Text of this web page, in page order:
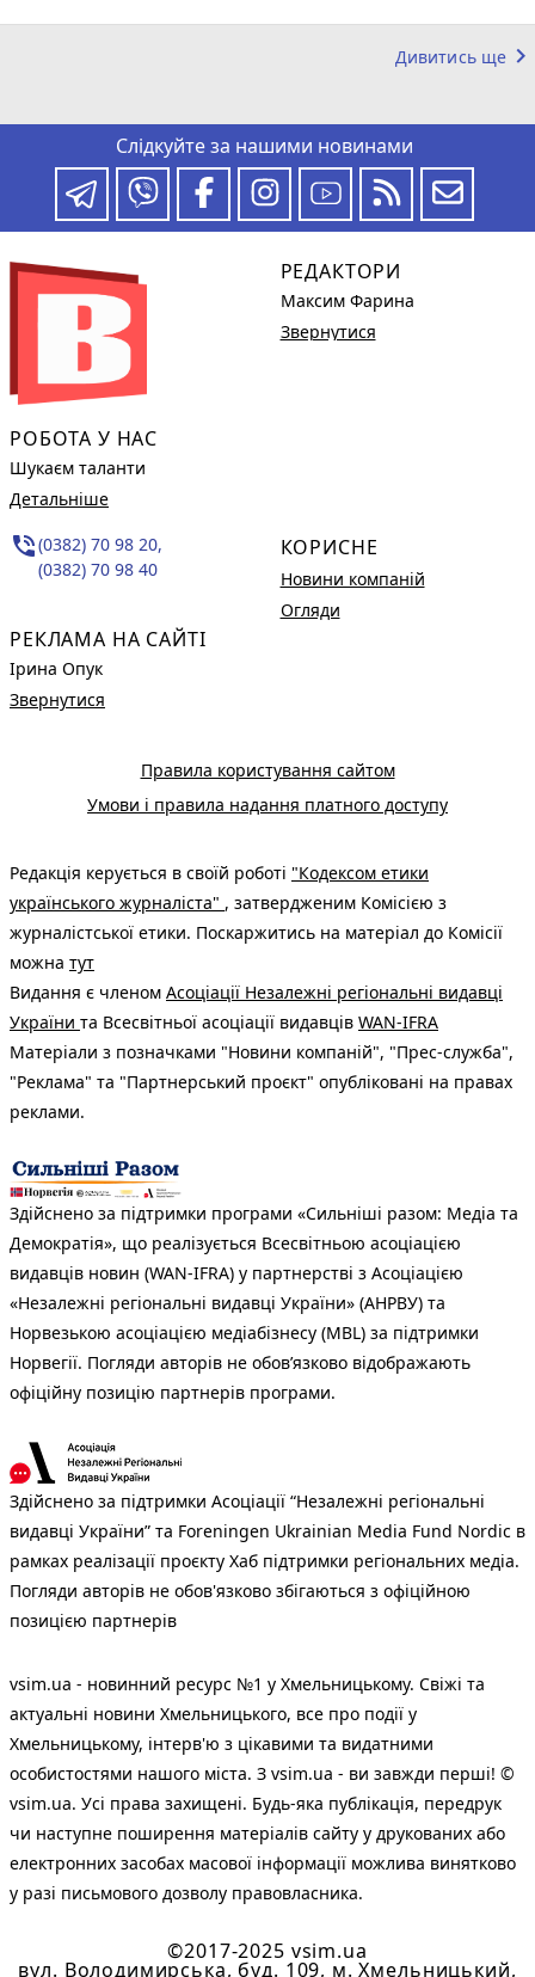
Дивитись ще keyboard_arrow_right
Слідкуйте за нашими новинами
РОБОТА У НАС
Шукаєм таланти
Детальніше
phone_in_talk(0382) 70 98 20,
(0382) 70 98 40
РЕКЛАМА НА САЙТІ
Ірина Опук
Звернутися
РЕДАКТОРИ
Максим Фарина
Звернутися
КОРИСНЕ
Новини компаній
Огляди
Правила користування сайтом
Умови і правила надання платного доступу
Редакція керується в своїй роботі "Кодексом етики
українського журналіста" , затвердженим Комісією з
журналістської етики. Поскаржитись на матеріал до Комісії
можна тут
Видання є членом Асоціації Незалежні регіональні видавці
України та Всесвітньої асоціації видавців WAN-IFRA
Матеріали з позначками "Новини компаній", "Прес-служба",
"Реклама" та "Партнерський проєкт" опубліковані на правах
реклами.
Здійснено за підтримки програми «Сильніші разом: Медіа та
Демократія», що реалізується Всесвітньою асоціацією
видавців новин (WAN-IFRA) у партнерстві з Асоціацією
«Незалежні регіональні видавці України» (АНРВУ) та
Норвезькою асоціацією медіабізнесу (MBL) за підтримки
Норвегії. Погляди авторів не обов’язково відображають
офіційну позицію партнерів програми.
Здійснено за підтримки Асоціації “Незалежні регіональні
видавці України” та Foreningen Ukrainian Media Fund Nordic в
рамках реалізації проєкту Хаб підтримки регіональних медіа.
Погляди авторів не обов'язково збігаються з офіційною
позицією партнерів
vsim.ua - новинний ресурс №1 у Хмельницькому. Свіжі та
актуальні новини Хмельницького, все про події у
Хмельницькому, інтерв'ю з цікавими та видатними
особистостями нашого міста. З vsim.ua - ви завжди перші! ©
vsim.ua. Усі права захищені. Будь-яка публiкацiя, передрук
чи наступне поширення матеріалів сайту у друкованих або
електронних засобах масової інформації можлива винятково
у разі письмового дозволу правовласника.
©2017-2025 vsim.ua
вул. Володимирська, буд. 109, м. Хмельницький,